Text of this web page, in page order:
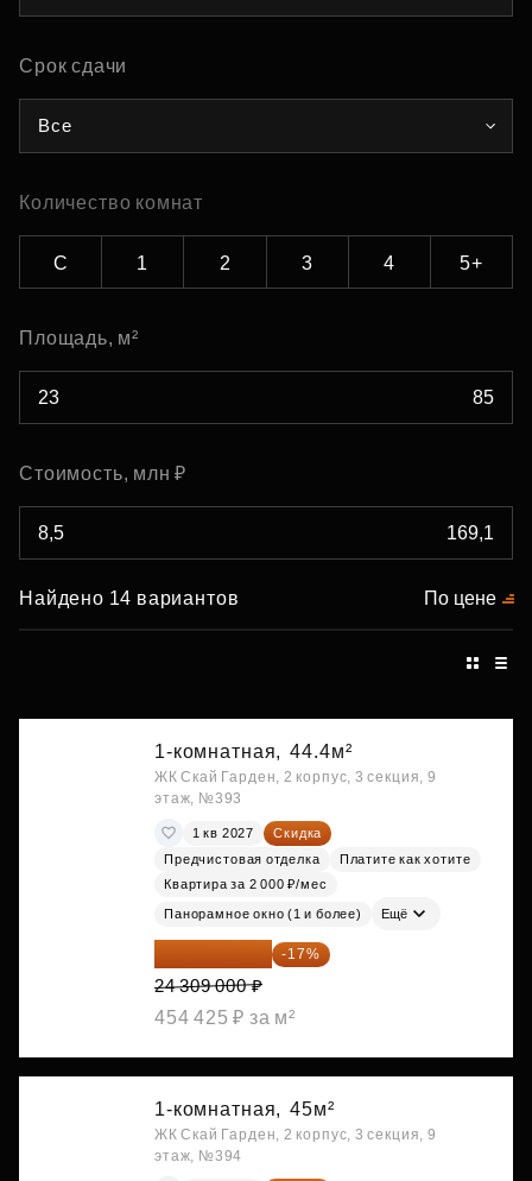
Срок сдачи
Все
Количество комнат
С 1 2 3 4 5+
Площадь, м²
Стоимость, млн ₽
Найдено 14 вариантов По цене
1-комнатная, 44.4м²
ЖК Скай Гарден, 2 корпус, 3 секция, 9
этаж, №393
1 кв 2027
Скидка
Предчистовая отделка
Платите как хотите
Квартира за 2 000 ₽/мес
Панорамное окно (1 и более) Ещё
20 176 470 ₽ -17%
24 309 000 ₽
454 425 ₽ за м²
1-комнатная, 45м²
ЖК Скай Гарден, 2 корпус, 3 секция, 9
этаж, №394